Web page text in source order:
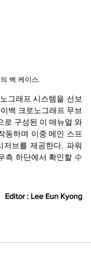
백 케이스.
그래프 시스템을 선보
백 크로노그래프 무브
로 구성된 이 매뉴얼 와
동하며 이중 메인 스프
브를 제공한다. 파워
측 하단에서 확인할 수
Editor : Lee Eun Kyong